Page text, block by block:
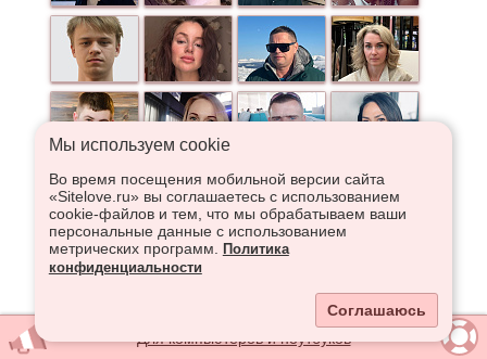
Мы используем сookie
Во время посещения мобильной версии сайта
«Sitelove.ru» вы соглашаетесь с использованием
cookie-файлов и тем, что мы обрабатываем ваши
персональные данные с использованием
метрических программ.
Политика
конфиденциальности
Соглашаюсь
Для компьютеров и ноутбуков